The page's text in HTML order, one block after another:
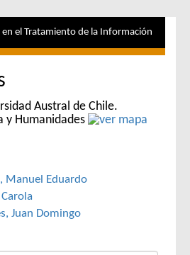
el Tratamiento de la Información
Austral de Chile.
y Humanidades
Manuel Eduardo
Juan Domingo